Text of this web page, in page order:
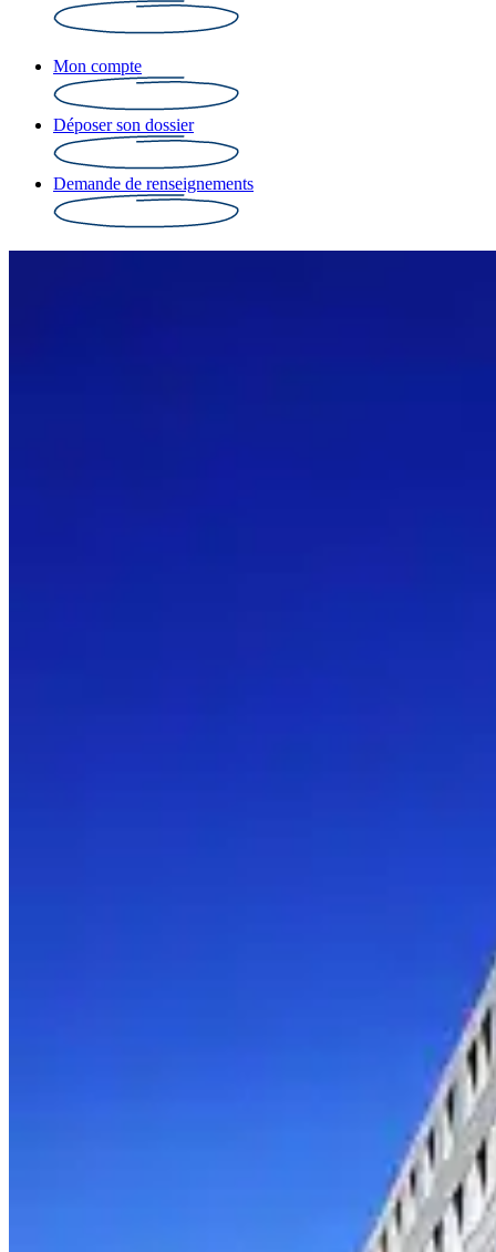
Mon compte
Déposer son dossier
Demande de renseignements